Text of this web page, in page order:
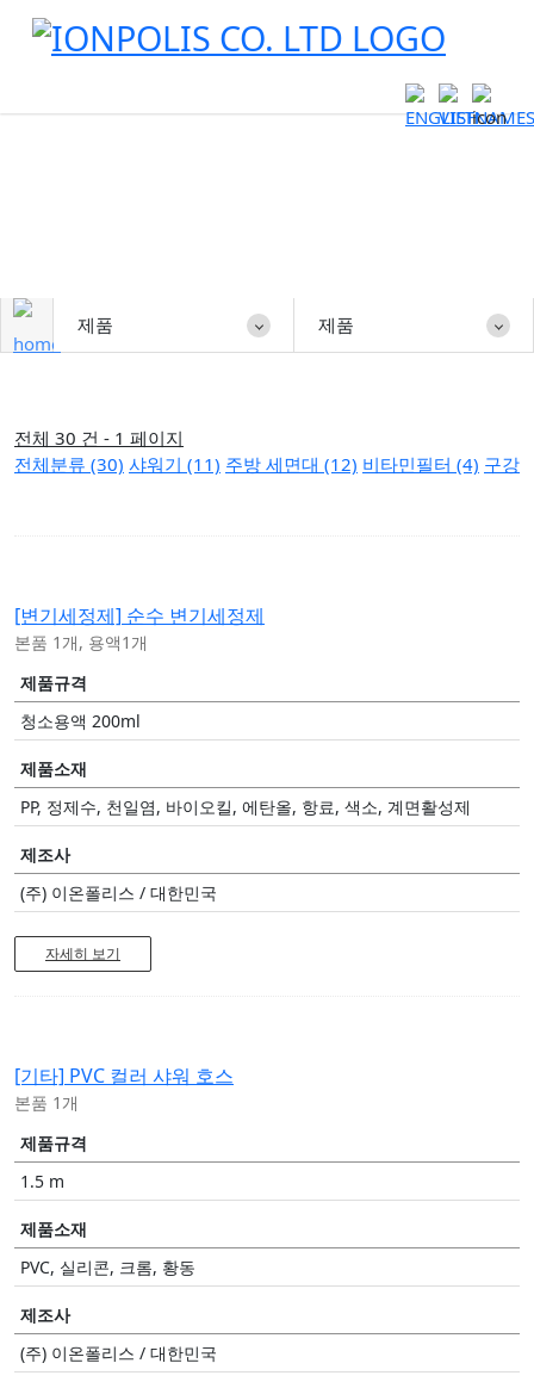
제품 제품
전체 30 건 - 1 페이지
전체분류 (30) 샤워기 (11) 주방 세면대 (12) 비타민필터 (4) 구강
[변기세정제] 순수 변기세정제
본품 1개, 용액1개
제품규격
청소용액 200ml
제품소재
PP, 정제수, 천일염, 바이오킬, 에탄올, 항료, 색소, 계면활성제
제조사
(주) 이온폴리스 / 대한민국
자세히 보기
[기타] PVC 컬러 샤워 호스
본품 1개
제품규격
1.5 m
제품소재
PVC, 실리콘, 크롬, 황동
제조사
(주) 이온폴리스 / 대한민국